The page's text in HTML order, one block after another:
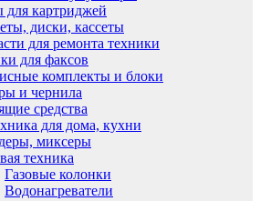
картриджей
диски, кассеты
для ремонта техники
для факсов
комплекты и блоки
и чернила
средства
для дома, кухни
миксеры
техника
Газовые колонки
Водонагреватели